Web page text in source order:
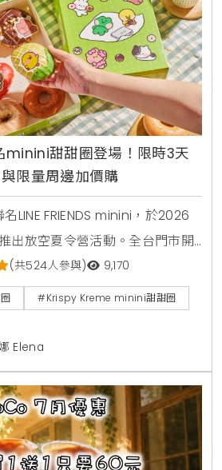
甜甜圈登場！限時3天
限量周邊加價購
LINE FRIENDS minini，於2026
出放空夏令營活動。全台門市開
草莓甜心、玉米拿鐵、焦糖牛
推出加價購貼紙包、迷你提袋與
7月18日期間更祭出LINE好友憑券
霜甜甜圈盒的買一送一限時優
(共524人參與) 9,170
#Krispy Kreme minini甜甜圈
Elena